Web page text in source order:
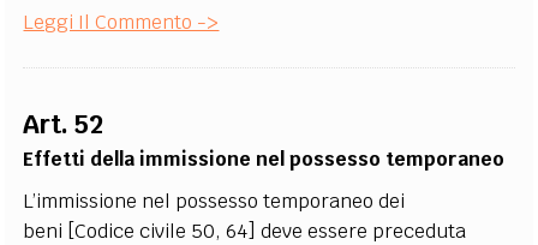
Leggi Il Commento ->
Art. 52
Effetti della immissione nel possesso temporaneo
L’immissione nel possesso temporaneo dei
beni [Codice civile 50, 64] deve essere preceduta